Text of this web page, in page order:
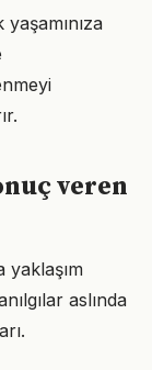
veren
yaklaşım
aslında